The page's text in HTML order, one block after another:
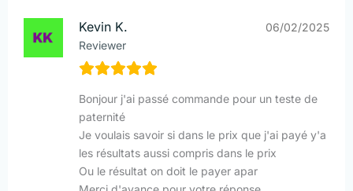
Kevin K.
Reviewer
06/02/2025
Bonjour j'ai passé commande pour un teste de
paternité
Je voulais savoir si dans le prix que j'ai payé y'a
les résultats aussi compris dans le prix
Ou le résultat on doit le payer apar